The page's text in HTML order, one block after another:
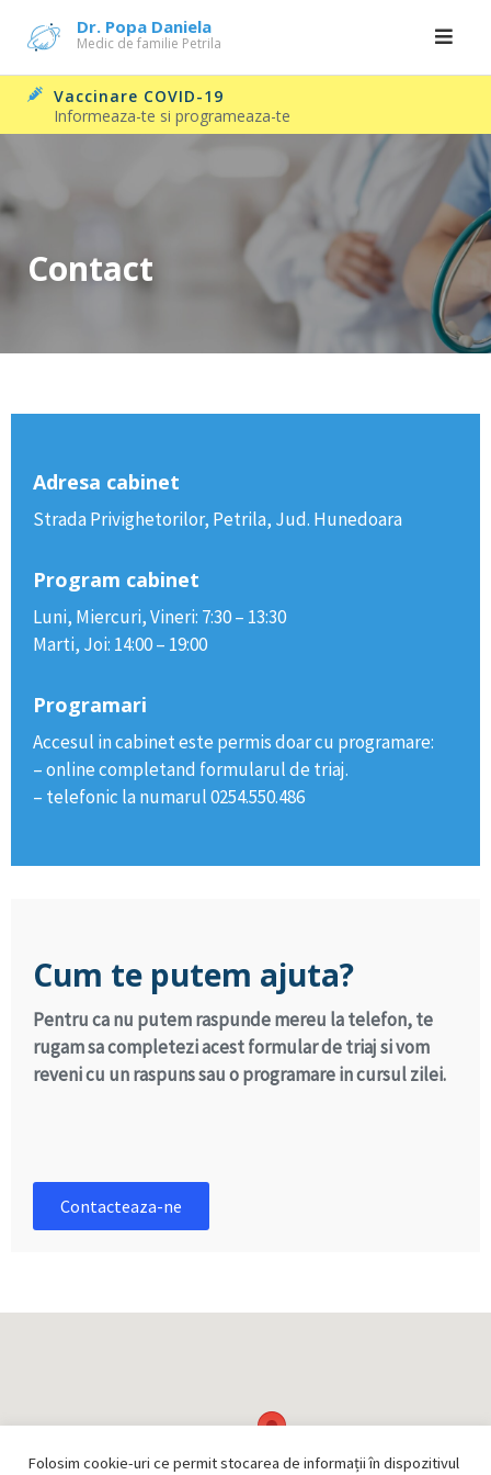
content
Dr. Popa Daniela
Medic de familie Petrila
Vaccinare COVID-19
Informeaza-te si programeaza-te
Contact
Adresa cabinet
Strada Privighetorilor, Petrila, Jud. Hunedoara
Program cabinet
Luni, Miercuri, Vineri: 7:30 – 13:30
Marti, Joi: 14:00 – 19:00
Programari
Accesul in cabinet este permis doar cu programare:
– online completand formularul de triaj.
– telefonic la numarul 0254.550.486
Cum te putem ajuta?
Pentru ca nu putem raspunde mereu la telefon, te
rugam sa completezi acest formular de triaj si vom
reveni cu un raspuns sau o programare in cursul zilei.
Contacteaza-ne
Folosim cookie-uri ce permit stocarea de informații în dispozitivul